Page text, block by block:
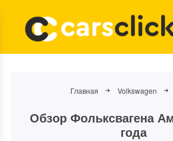
Главная Volkswagen
Обзор Фольксвагена
года